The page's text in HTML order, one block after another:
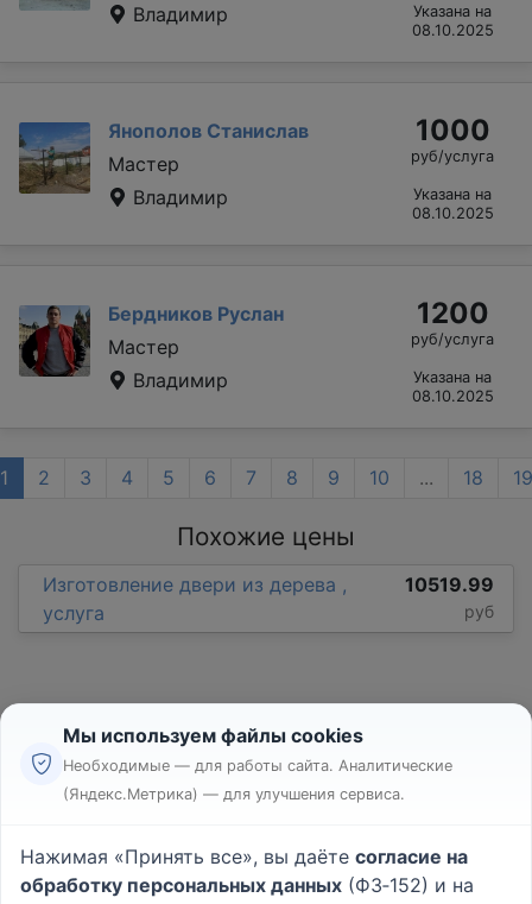
Владимир
Указана на
08.10.2025
Янополов Станислав
Мастер
Владимир
1000
руб/услуга
Указана на
08.10.2025
Бердников Руслан
Мастер
Владимир
1200
руб/услуга
Указана на
08.10.2025
1 2 3 4 5 6 7 8 9 10 ... 18 19
Похожие цены
Изготовление двери из дерева ,
услуга
10519.99
руб
Реклама
Пользовательское соглашение
Политика конфиденциальности
Мы используем файлы cookies
Необходимые — для работы сайта. Аналитические
(Яндекс.Метрика) — для улучшения сервиса.
Нажимая «Принять все», вы даёте согласие на
обработку персональных данных (ФЗ‑152) и на